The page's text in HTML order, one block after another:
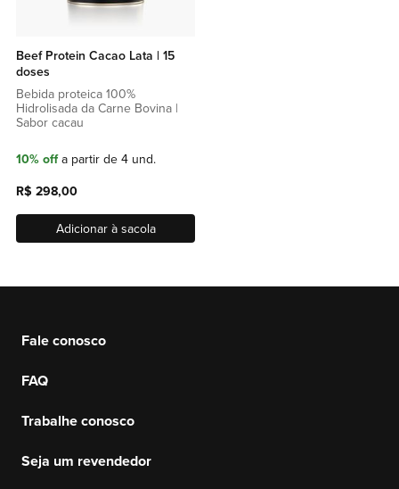
Beef Protein Cacao Lata | 15
doses
Bebida proteica 100%
Hidrolisada da Carne Bovina |
Sabor cacau
10% offa partir de 4 und.
R$ 298,00
Adicionar à sacola
Fale conosco
FAQ
Trabalhe conosco
Seja um revendedor